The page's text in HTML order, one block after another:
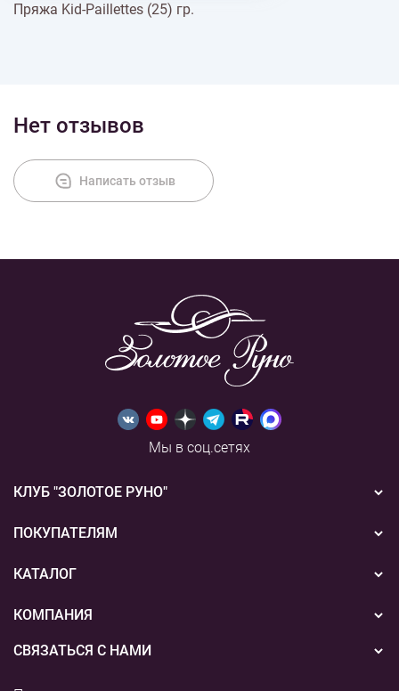
% Скидки
Пряжа Kid-Paillettes (25) гр.
Нет отзывов
Написать отзыв
Мы в соц.сетях
КЛУБ "ЗОЛОТОЕ РУНО"
Новости
Акции
ПОКУПАТЕЛЯМ
Бонусная система
Подарочные сертификаты
Способы оплаты
КАТАЛОГ
Вышивка
Пряжа
КОМПАНИЯ
О нас
СВЯЗАТЬСЯ С НАМИ